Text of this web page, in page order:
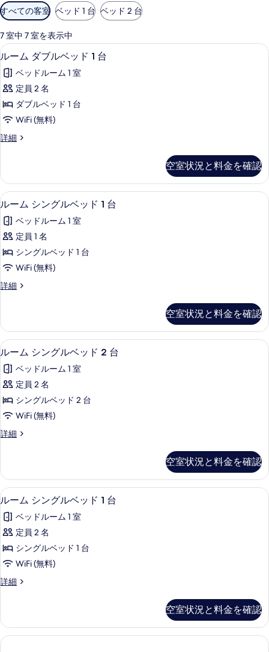
利
用
可
能
な
客
室
の
り
込
件
すべての客室 ベッド 1 台 ベッド 2 台
7 室中 7 室を表示中
ル
ー
ム
ダ
ブ
ベ
ド
台
の
す
べ
て
の
を
表
示
す
る
ルーム ダブルベッド 1 台 | デスク、
2
ルーム ダブルベッド 1 台
ベッドルーム 1 室
定員 2 名
ダブルベッド 1 台
WiFi (無料)
詳細
ル
ブ
ル
ベ
ド
の
詳
空室状況と料金を確認
ル
ー
ム
シ
ン
ル
ッ
ド
1
台
の
す
べ
て
真
を
表
示
す
る
デスク、ノートパソコン用作業スペ
2
ルーム シングルベッド 1 台
ベッドルーム 1 室
定員 1 名
シングルベッド 1 台
WiFi (無料)
詳細
ル
ン
グ
ル
ッ
ド
台
の
細
空室状況と料金を確認
ル
ー
ム
シ
ン
ル
ッ
ド
2
台
の
す
べ
て
真
を
ルーム シングルベッド 2 台 | デスク
2
ルーム シングルベッド 2 台
ベッドルーム 1 室
定員 2 名
シングルベッド 2 台
WiFi (無料)
詳細
ル
ン
グ
ル
ッ
ド
台
の
細
空室状況と料金を確認
ル
ー
ム
シ
ン
ル
ッ
ド
デスク、ノートパソコン用作業スペ
1
ルーム シングルベッド 1 台
ベッドルーム 1 室
定員 2 名
シングルベッド 1 台
WiFi (無料)
詳細
ル
ン
グ
ル
空室状況と料金を確認